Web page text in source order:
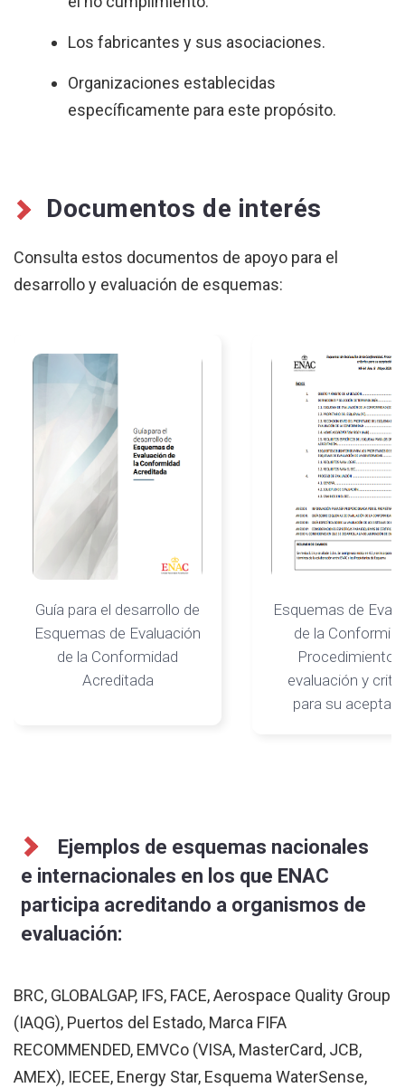
Los fabricantes y sus asociaciones.
Organizaciones establecidas
específicamente para este propósito.
Documentos de interés
Consulta estos documentos de apoyo para el
desarrollo y evaluación de esquemas:
Guía para el desarrollo de
Esquemas de Evaluación
de la Conformidad
Acreditada
Esquemas de
de la
Procedimiento
evaluación y
para su
Ejemplos de esquemas nacionales
e internacionales en los que ENAC
participa acreditando a organismos de
evaluación:
BRC, GLOBALGAP, IFS, FACE, Aerospace Quality Group
(IAQG), Puertos del Estado, Marca FIFA
RECOMMENDED, EMVCo (VISA, MasterCard, JCB,
AMEX), IECEE, Energy Star, Esquema WaterSense,